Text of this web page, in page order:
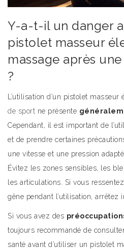
Y-a-t-il un danger
pistolet masseur
massage après
?
L’utilisation d’un pistolet
de sport ne présente
Cependant, il est important de
et de prendre certaines
une vitesse et une pression
Évitez les zones sensibles, les
les articulations. Si vous
gêne pendant l’utilisation, arrêtez
Si vous avez des
toujours recommandé de
santé avant d’utiliser un pistolet